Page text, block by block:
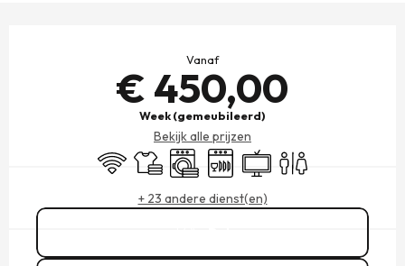
Vanaf
€ 450,00
Week (gemeubileerd)
Bekijk alle prijzen
Wifi Lakens en linnengoed
WasmachineVaatwassers
TelevisieToiletten
+ 23 andere dienst(en)